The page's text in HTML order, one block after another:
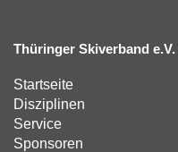
Thüringer Skiverband e.V.
Startseite
Disziplinen
Service
Sponsoren